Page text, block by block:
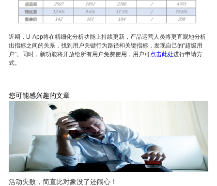
近期， U-App将在精细化分析功能上持续更新，产品运营人员将更直观地分析
出指标之间的关系，找到用户关键行为路径和关键指标，发现自己的“超级用
户”。同时，新功能将开放给所有用户免费使用，用户可点击此处进行申请方
式。
您可能感兴趣的文章
活动失败，简直比对象没了还闹心！